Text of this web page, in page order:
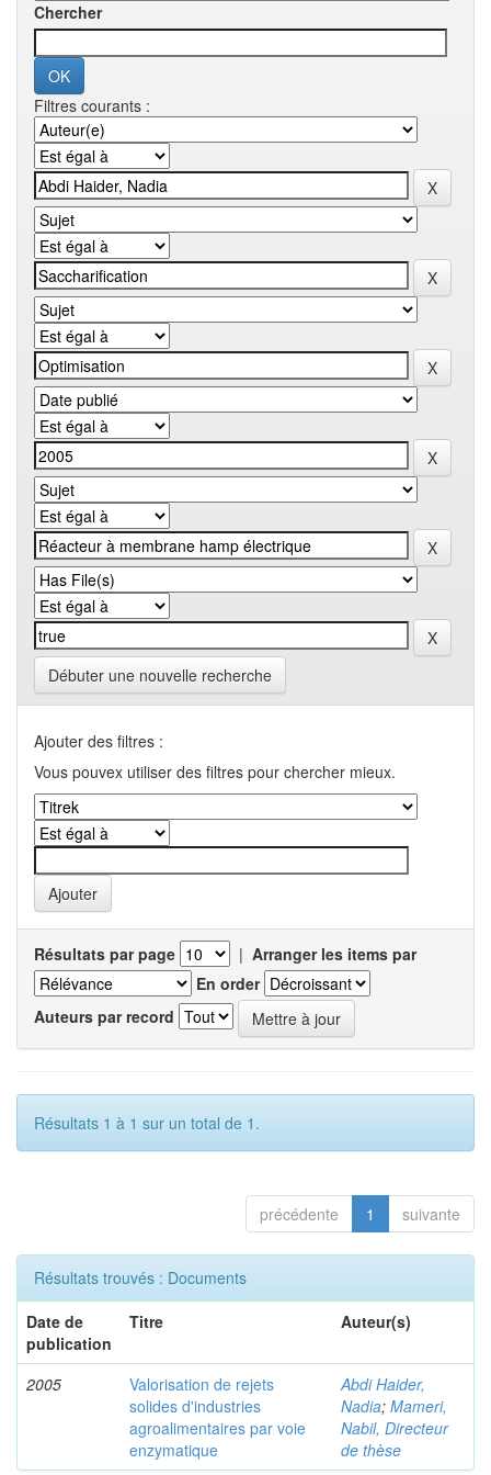
Chercher
Filtres courants :
Débuter une nouvelle recherche
Ajouter des filtres :
Vous pouvex utiliser des filtres pour chercher mieux.
Résultats par page | Arranger les items par
En order
Auteurs par record
Résultats 1 à 1 sur un total de 1.
précédente 1 suivante
Résultats trouvés : Documents
Date de
publication
Titre Auteur(s)
2005
Valorisation de rejets
solides d'industries
agroalimentaires par voie
enzymatique
Abdi Haider,
Nadia; Mameri,
Nabil, Directeur
de thèse